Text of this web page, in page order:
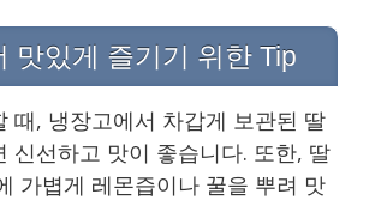
맛있게 즐기기 위한 Tip
때, 냉장고에서 차갑게 보관된 딸
신선하고 맛이 좋습니다. 또한, 딸
가볍게 레몬즙이나 꿀을 뿌려 맛